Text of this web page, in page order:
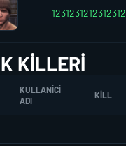
1231231212312312
KILLERI
KULLANICI
ADI
KILL